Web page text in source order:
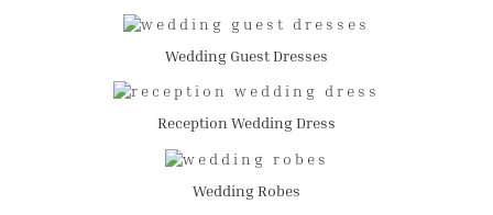
Wedding Guest Dresses
Reception Wedding Dress
Wedding Robes